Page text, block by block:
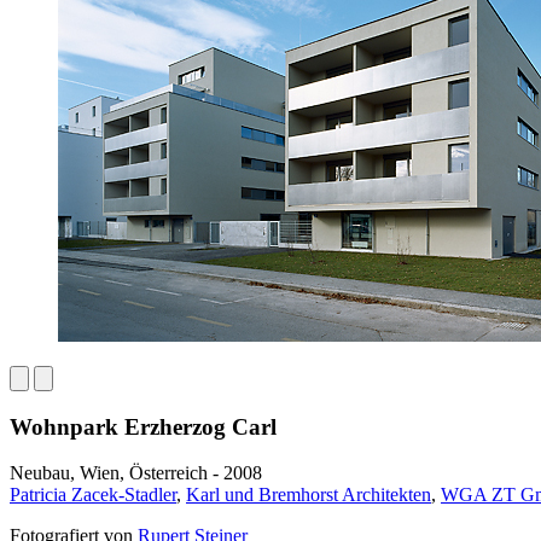
Wohnpark Erzherzog Carl
Neubau, Wien, Österreich - 2008
Patricia Zacek-Stadler, Karl und Bremhorst Architekten, WGA ZT
Fotografiert von Rupert Steiner